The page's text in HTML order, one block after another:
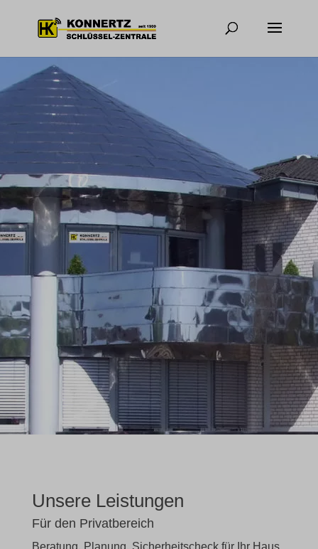
Unsere Leistungen
Für den Privatbereich
Beratung, Planung, Sicherheitscheck für Ihr Haus